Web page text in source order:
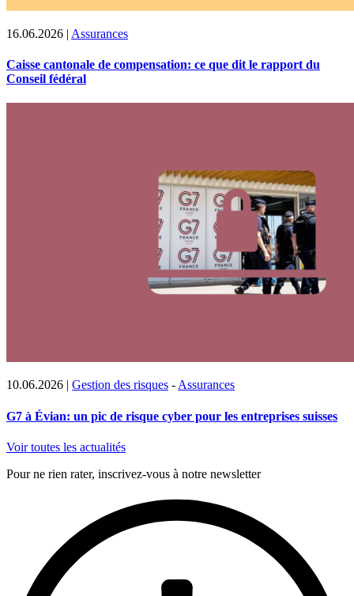
16.06.2026 | Assurances
Caisse cantonale de compensation: ce que dit le rapport du
Conseil fédéral
10.06.2026 | Gestion des risques - Assurances
G7 à Évian: un pic de risque cyber pour les entreprises suisses
Voir toutes les actualités
Pour ne rien rater, inscrivez-vous à notre newsletter